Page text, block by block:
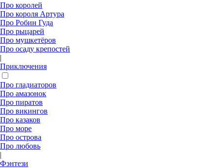
Про королей
Про короля Артура
Про Робин Гуда
Про рыцарей
Про мушкетёров
Про осаду крепостей
|
Приключения
Про гладиаторов
Про амазонок
Про пиратов
Про викингов
Про казаков
Про море
Про острова
Про любовь
|
Фэнтези